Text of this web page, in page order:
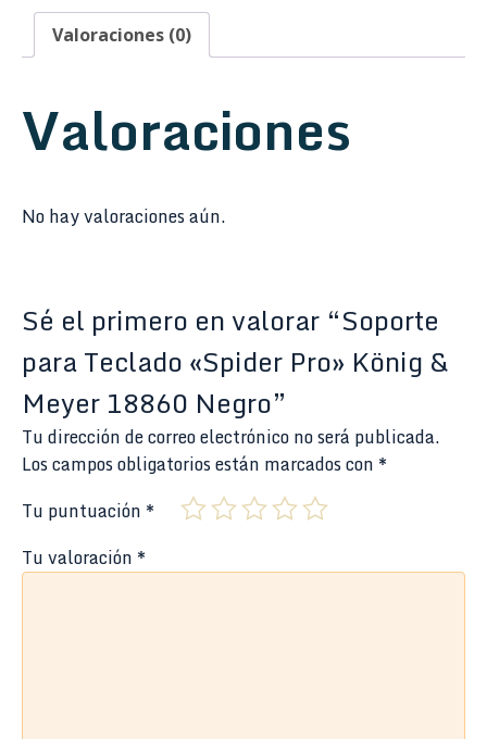
Valoraciones (0)
Valoraciones
No hay valoraciones aún.
Sé el primero en valorar “Soporte
para Teclado «Spider Pro» König &
Meyer 18860 Negro”
Tu dirección de correo electrónico no será publicada.
Los campos obligatorios están marcados con *
Tu puntuación *
Tu valoración *